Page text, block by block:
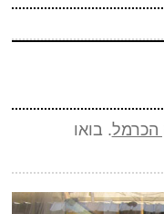
אותו)(חובה)
תחבורה אני טס (ארבע אותיות)
הכרמל. בואו